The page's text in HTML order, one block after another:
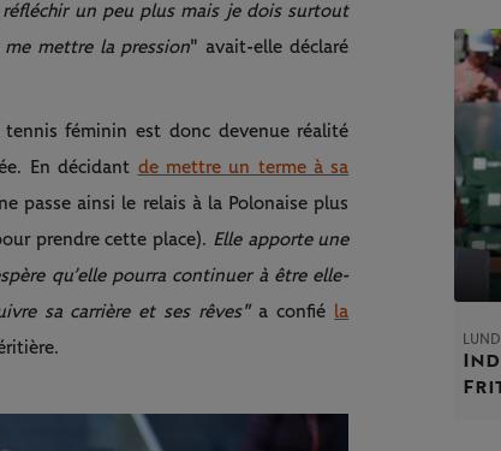
un peu plus mais je dois surtout
mettre la pression" avait-elle déclaré
féminin est donc devenue réalité
En décidant de mettre un terme à sa
passe ainsi le relais à la Polonaise plus
prendre cette place). Elle apporte une
qu’elle pourra continuer à être elle-
sa carrière et ses rêves"a confié la